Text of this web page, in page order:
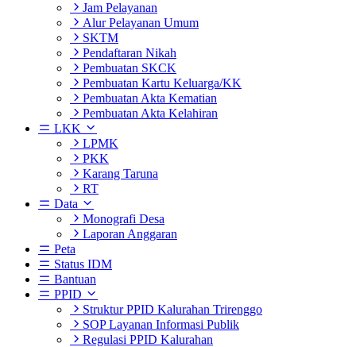
Jam Pelayanan
Alur Pelayanan Umum
SKTM
Pendaftaran Nikah
Pembuatan SKCK
Pembuatan Kartu Keluarga/KK
Pembuatan Akta Kematian
Pembuatan Akta Kelahiran
LKK
LPMK
PKK
Karang Taruna
RT
Data
Monografi Desa
Laporan Anggaran
Peta
Status IDM
Bantuan
PPID
Struktur PPID Kalurahan Trirenggo
SOP Layanan Informasi Publik
Regulasi PPID Kalurahan